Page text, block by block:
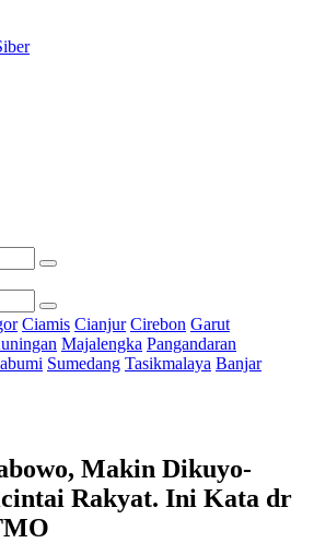
Ciamis Cianjur Cirebon Garut
Majalengka Pangandaran
Sumedang Tasikmalaya Banjar
Makin Dikuyo-
Rakyat. Ini Kata dr